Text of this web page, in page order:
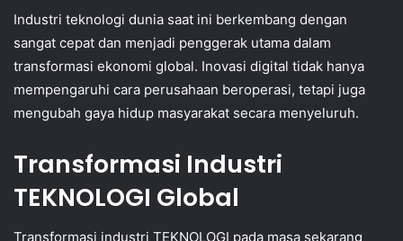
Industri teknologi dunia saat ini berkembang dengan
sangat cepat dan menjadi penggerak utama dalam
transformasi ekonomi global. Inovasi digital tidak hanya
mempengaruhi cara perusahaan beroperasi, tetapi juga
mengubah gaya hidup masyarakat secara menyeluruh.
Transformasi Industri
TEKNOLOGI Global
Transformasi industri TEKNOLOGI pada masa sekarang